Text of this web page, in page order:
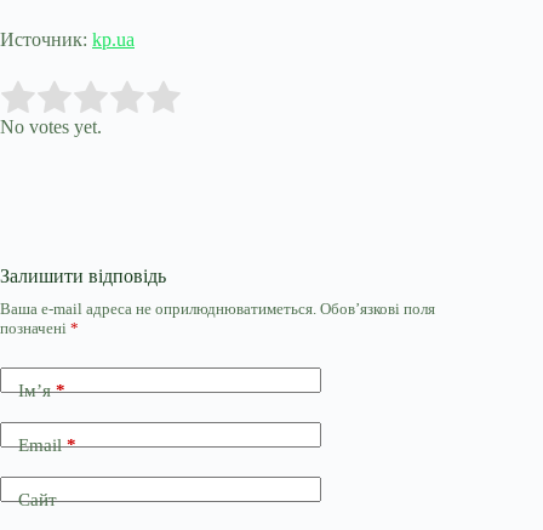
Источник: kp.ua
Rate this item:
No votes yet.
Залишити відповідь
Ваша e-mail адреса не оприлюднюватиметься. Обов’язкові поля
позначені *
Ім’я*
Email*
Сайт